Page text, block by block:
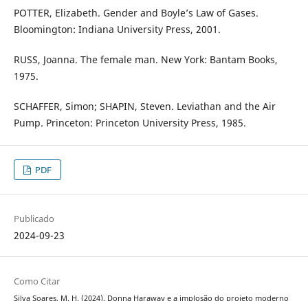
POTTER, Elizabeth. Gender and Boyle’s Law of Gases.
Bloomington: Indiana University Press, 2001.
RUSS, Joanna. The female man. New York: Bantam Books,
1975.
SCHAFFER, Simon; SHAPIN, Steven. Leviathan and the Air
Pump. Princeton: Princeton University Press, 1985.
PDF
Publicado
2024-09-23
Como Citar
Silva Soares, M. H. (2024). Donna Haraway e a implosão do projeto moderno